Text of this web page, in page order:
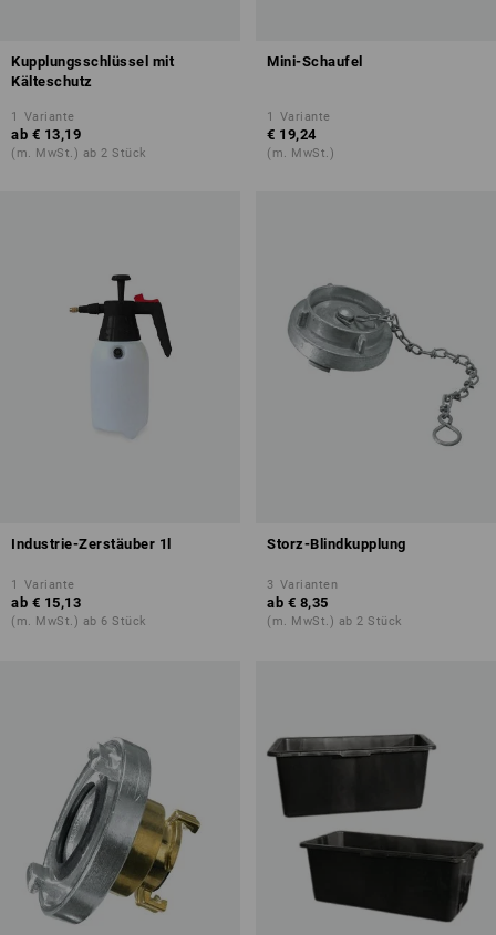
Kupplungsschlüssel mit
Kälteschutz
1 Variante
ab € 13,19
(m. MwSt.) ab 2 Stück
Mini-Schaufel
1 Variante
€ 19,24
(m. MwSt.)
Industrie-Zerstäuber 1l
1 Variante
ab € 15,13
(m. MwSt.) ab 6 Stück
Storz-Blindkupplung
3 Varianten
ab € 8,35
(m. MwSt.) ab 2 Stück